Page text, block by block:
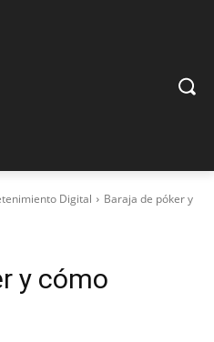
Digital
Baraja de póker y
y cómo